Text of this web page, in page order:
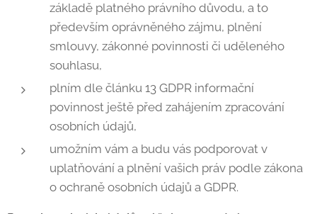
základě platného právního důvodu, a to
především oprávněného zájmu, plnění
smlouvy, zákonné povinnosti či uděleného
souhlasu,
plním dle článku 13 GDPR informační
povinnost ještě před zahájením zpracování
osobních údajů,
umožním vám a budu vás podporovat v
uplatňování a plnění vašich práv podle zákona
o ochraně osobních údajů a GDPR.